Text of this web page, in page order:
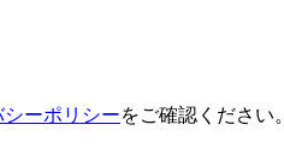
シーポリシーをご確認ください